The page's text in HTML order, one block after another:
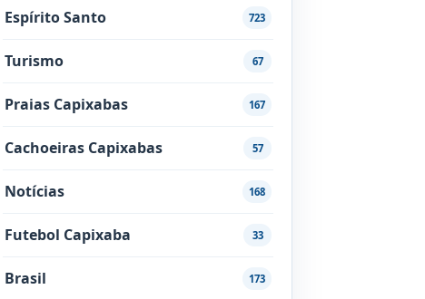
Espírito Santo 723
Turismo 67
Praias Capixabas 167
Cachoeiras Capixabas 57
Notícias 168
Futebol Capixaba 33
Brasil 173